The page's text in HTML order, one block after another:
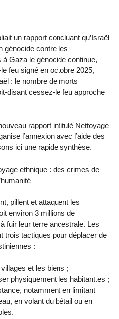
un rapport concluant qu’Israël
génocide contre les
Gaza le génocide continue,
feu signé en octobre 2025,
: le nombre de morts
disant cessez-le feu approche
rapport intitulé Nettoyage
l’annexion avec l’aide des
ici une rapide synthèse.
ethnique : des crimes de
pillent et attaquent les
environ 3 millions de
fuir leur terre ancestrale. Les
trois tactiques pour déplacer de
:
et les biens ;
physiquement les habitant.es ;
notamment en limitant
en volant du bétail ou en